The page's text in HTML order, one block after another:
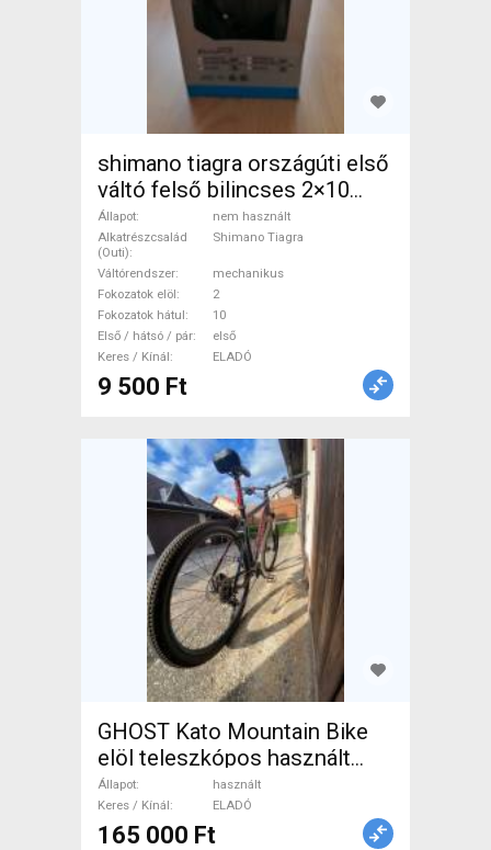
shimano tiagra országúti első
váltó felső bilincses 2×10
tiagra fd4700 Országúti /
Gravel / Triatlon Alkatrész,
Országúti / Gravel Váltó /
Váltórendszer / DI2
mechanikus Shimano Tiagra
nem használt ELADÓ
Állapot
nem használt
Alkatrészcsalád
(Outi)
Shimano Tiagra
Váltórendszer
mechanikus
Fokozatok elöl
2
Fokozatok hátul
10
Első / hátsó / pár
első
Keres / Kínál
ELADÓ
9 500 Ft
GHOST Kato Mountain Bike
elöl teleszkópos használt
ELADÓ
Állapot
használt
Keres / Kínál
ELADÓ
165 000 Ft